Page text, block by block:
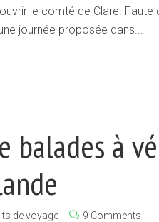
le comté de Clare. Faute
journée proposée dans...
balades à
de voyage 9 Comments